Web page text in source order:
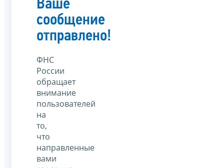
Ваше
сообщение
отправлено!
ФНС
России
обращает
внимание
пользователей
на
то,
что
направленные
вами